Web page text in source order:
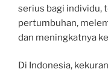
serius bagi individu,
pertumbuhan,
dan meningkatnya
Di Indonesia,